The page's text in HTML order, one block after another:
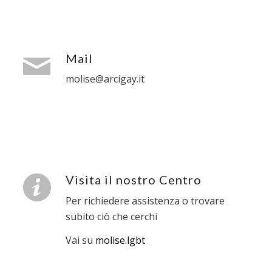
Mail
molise@arcigay.it
Visita il nostro Centro
Per richiedere assistenza o trovare
subito ciò che cerchi
Vai su molise.lgbt